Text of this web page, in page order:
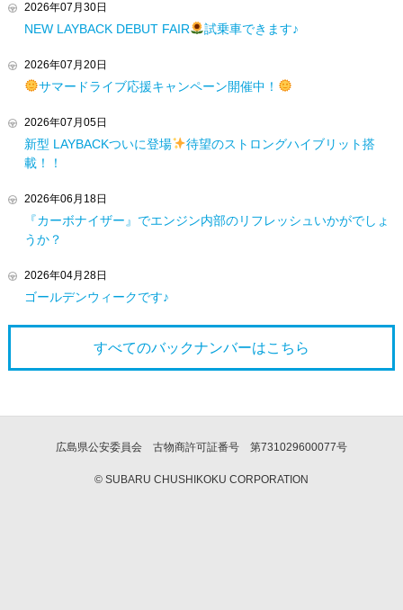
2026年07月30日
NEW LAYBACK DEBUT FAIR 試乗車できます♪
2026年07月20日
サマードライブ応援キャンペーン開催中！
2026年07月05日
新型 LAYBACKついに登場
待望のストロングハイブリット搭
載！！
2026年06月18日
『カーボナイザー』でエンジン内部のリフレッシュいかがでしょ
うか？
2026年04月28日
ゴールデンウィークです♪
すべてのバックナンバーはこちら
広島県公安委員会 古物商許可証番号 第731029600077号
© SUBARU CHUSHIKOKU CORPORATION